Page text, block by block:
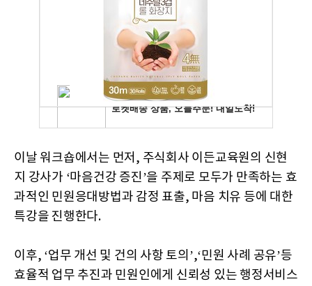
이날 워크숍에서는 먼저, 주식회사 이든교육원의 신현
지 강사가 ‘마음건강 증진’을 주제로 모두가 만족하는 효
과적인 민원응대방법과 감정 표출, 마음 치유 등에 대한
특강을 진행한다.
이후, ‘업무 개선 및 건의 사항 토의’,‘민원 사례 공유’등
효율적 업무 추진과 민원인에게 신뢰성 있는 행정서비스